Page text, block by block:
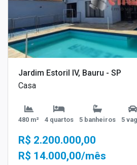
Jardim Estoril IV, Bauru - SP
Casa
480 m² 4 quartos 5 banheiros 5
R$ 2.200.000,00
R$ 14.000,00/mês